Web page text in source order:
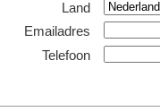
Land
Emailadres
Telefoon